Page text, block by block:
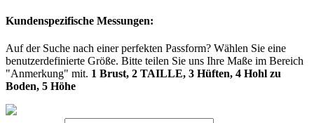
Kundenspezifische Messungen:
Auf der Suche nach einer perfekten Passform? Wählen Sie eine
benutzerdefinierte Größe. Bitte teilen Sie uns Ihre Maße im Bereich
"Anmerkung" mit. 1 Brust, 2 TAILLE, 3 Hüften, 4 Hohl zu
Boden, 5 Höhe